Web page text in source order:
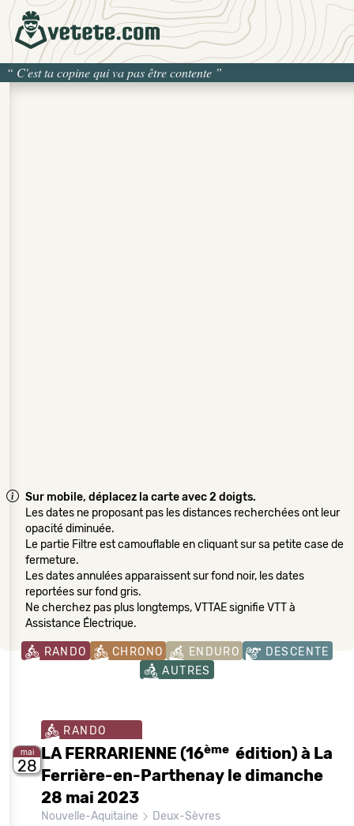
“ C'est ta copine qui va pas être contente ”
Sur mobile, déplacez la carte avec 2 doigts.
Les dates ne proposant pas les distances recherchées ont leur
opacité diminuée.
Le partie Filtre est camouflable en cliquant sur sa petite case de
fermeture.
Les dates annulées apparaissent sur fond noir, les dates
reportées sur fond gris.
Ne cherchez pas plus longtemps, VTTAE signifie VTT à
Assistance Électrique.
RANDO CHRONO ENDURO
DESCENTE
AUTRES
mai
28
RANDO
LA FERRARIENNE (16ème édition) à La
Ferrière-en-Parthenay le dimanche
28 mai 2023
Nouvelle-Aquitaine Deux-Sèvres